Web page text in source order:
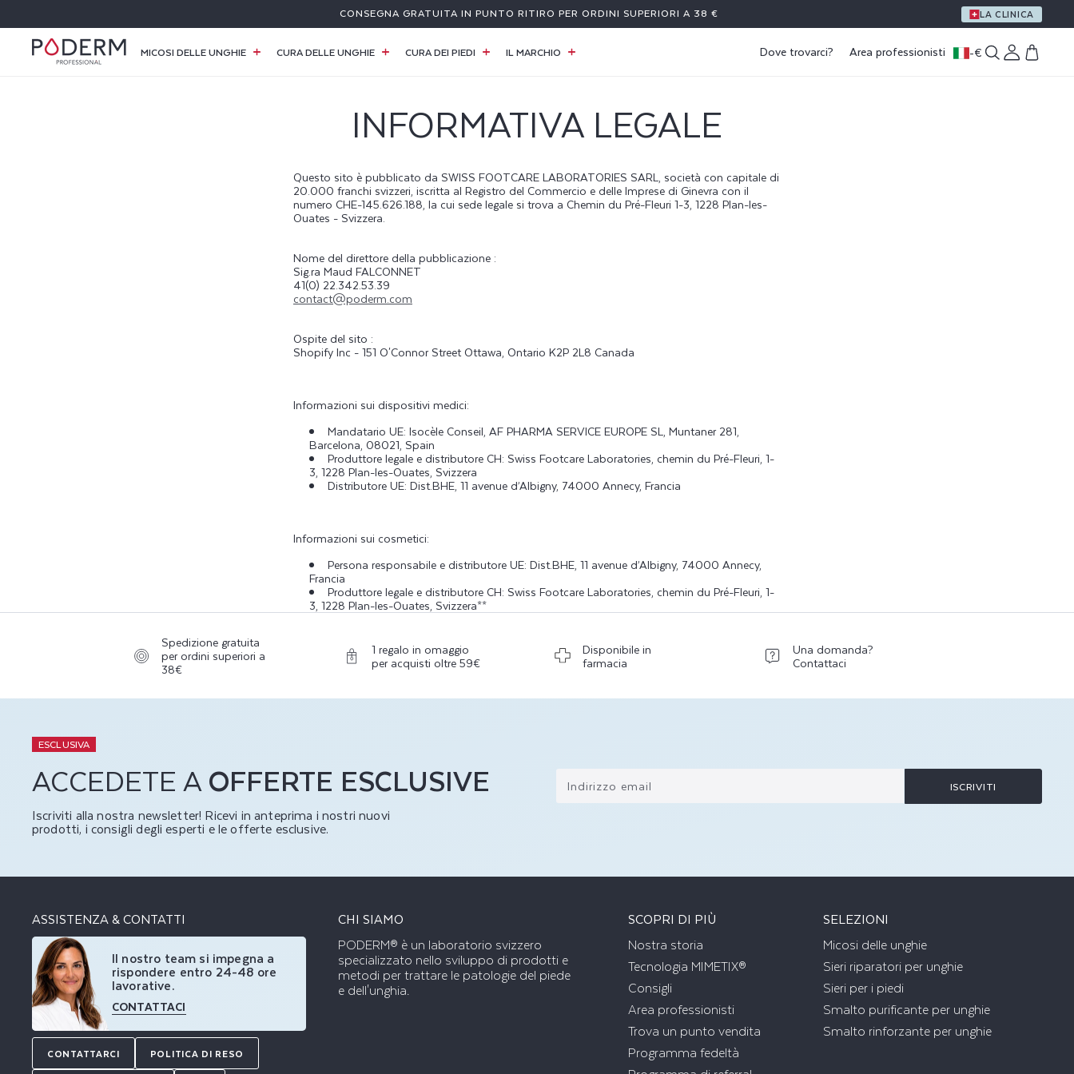
CONSEGNA GRATUITA IN PUNTO RITIRO PER ORDINI SUPERIORI A 38 € UN REGALO CON ACQUISTI A PARTIRE DA 59 €
LA CLINICA
MICOSI DELLE UNGHIE CURA DELLE UNGHIE CURA DEI PIEDI IL MARCHIO Dove trovarci? Area professionisti -€ AccediCarrello
INFORMATIVA LEGALE
Questo sito è pubblicato da SWISS FOOTCARE LABORATORIES SARL, società con capitale di
20.000 franchi svizzeri, iscritta al Registro del Commercio e delle Imprese di Ginevra con il
numero CHE-145.626.188, la cui sede legale si trova a Chemin du Pré-Fleuri 1-3, 1228 Plan-les-
Ouates - Svizzera.
Nome del direttore della pubblicazione :
Sig.ra Maud FALCONNET
41(0) 22.342.53.39
contact@poderm.com
Ospite del sito :
Shopify Inc - 151 O'Connor Street Ottawa, Ontario K2P 2L8 Canada
Informazioni sui dispositivi medici:
Mandatario UE: Isocèle Conseil, AF PHARMA SERVICE EUROPE SL, Muntaner 281,
Barcelona, 08021, Spain
Produttore legale e distributore CH: Swiss Footcare Laboratories, chemin du Pré-Fleuri, 1-
3, 1228 Plan-les-Ouates, Svizzera
Distributore UE: Dist.BHE, 11 avenue d’Albigny, 74000 Annecy, Francia
Informazioni sui cosmetici:
Persona responsabile e distributore UE: Dist.BHE, 11 avenue d’Albigny, 74000 Annecy,
Francia
Produttore legale e distributore CH: Swiss Footcare Laboratories, chemin du Pré-Fleuri, 1-
3, 1228 Plan-les-Ouates, Svizzera**
Spedizione gratuita
per ordini superiori a
38€
1 regalo in omaggio
per acquisti oltre 59€
Disponibile in
farmacia
Una domanda?
Contattaci
ESCLUSIVA
ACCEDETE AOFFERTE ESCLUSIVE
Iscriviti alla nostra newsletter! Ricevi in anteprima i nostri nuovi
prodotti, i consigli degli esperti e le offerte esclusive.
Indirizzo email ISCRIVITI
ASSISTENZA & CONTATTI
Il nostro team si impegna a
rispondere entro 24-48 ore
lavorative.
CONTATTACI
CONTATTARCI POLITICA DI RESO
CHI SIAMO
PODERM® è un laboratorio svizzero
specializzato nello sviluppo di prodotti e
metodi per trattare le patologie del piede
e dell'unghia.
SCOPRI DI PIÙ
Nostra storia
Tecnologia MIMETIX®
Consigli
Area professionisti
Trova un punto vendita
Programma fedeltà
SELEZIONI
Micosi delle unghie
Sieri riparatori per unghie
Sieri per i piedi
Smalto purificante per unghie
Smalto rinforzante per unghie